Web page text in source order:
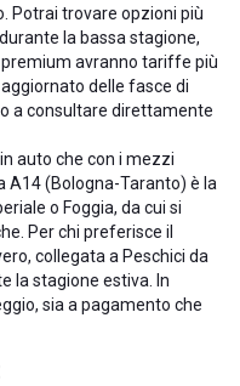
Potrai trovare opzioni più
la bassa stagione,
avranno tariffe più
delle fasce di
a consultare direttamente
auto che con i mezzi
A14 (Bologna-Taranto) è la
o Foggia, da cui si
Per chi preferisce il
collegata a Peschici da
la stagione estiva. In
sia a pagamento che